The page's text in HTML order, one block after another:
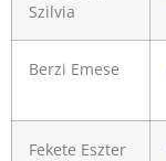
Szilvia
Berzi Emese
Fekete Eszter